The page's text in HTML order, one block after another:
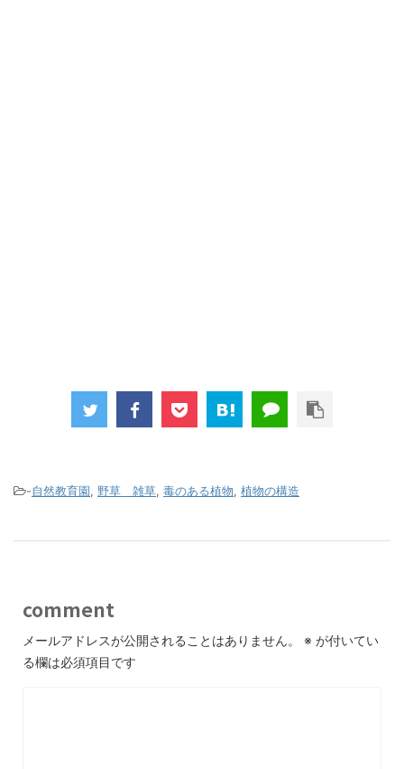
-自然教育園, 野草 雑草, 毒のある植物, 植物の構造
comment
メールアドレスが公開されることはありません。 ※ が付いてい
る欄は必須項目です